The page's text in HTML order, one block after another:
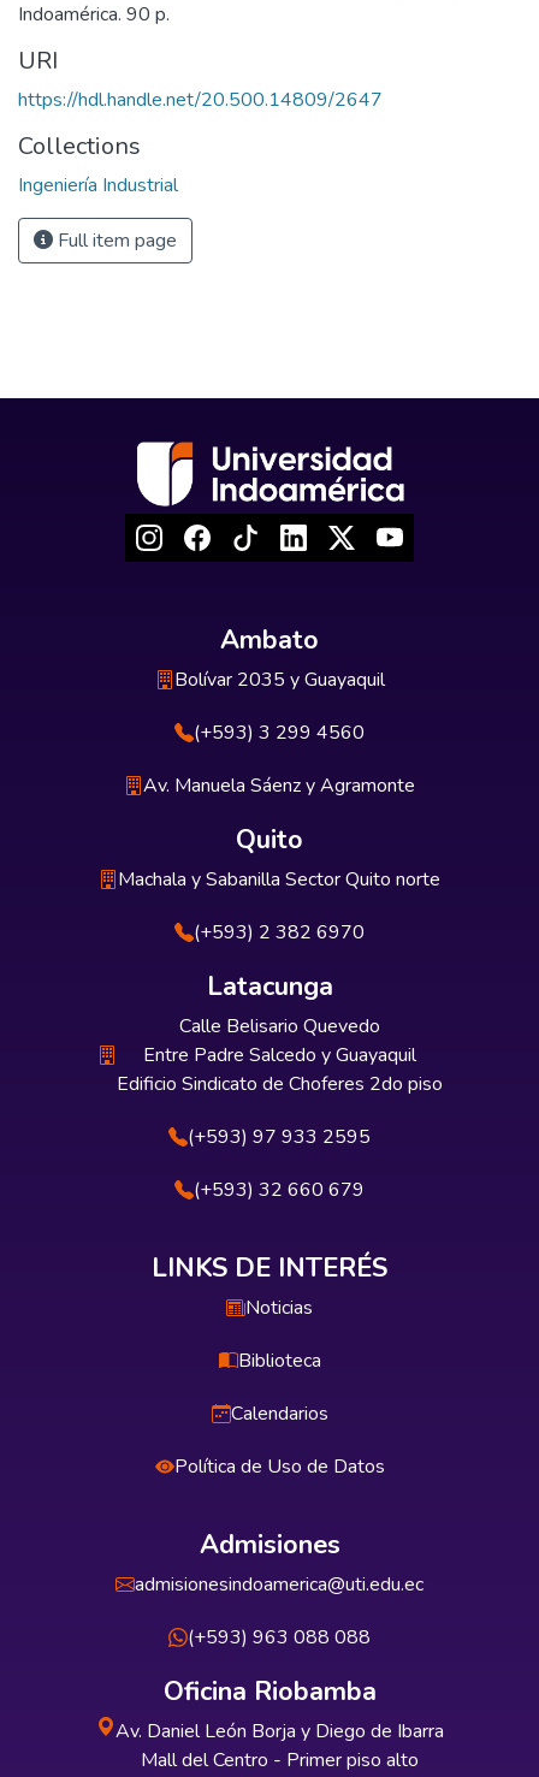
Indoamérica. 90 p.
URI
https://hdl.handle.net/20.500.14809/2647
Collections
Ingeniería Industrial
Full item page
Ambato
Bolívar 2035 y Guayaquil
(+593) 3 299 4560
Av. Manuela Sáenz y Agramonte
Quito
Machala y Sabanilla Sector Quito norte
(+593) 2 382 6970
Latacunga
Calle Belisario Quevedo
Entre Padre Salcedo y Guayaquil
Edificio Sindicato de Choferes 2do piso
(+593) 97 933 2595
(+593) 32 660 679
LINKS DE INTERÉS
Noticias
Biblioteca
Calendarios
Política de Uso de Datos
Admisiones
admisionesindoamerica@uti.edu.ec
(+593) 963 088 088
Oficina Riobamba
Av. Daniel León Borja y Diego de Ibarra
Mall del Centro - Primer piso alto